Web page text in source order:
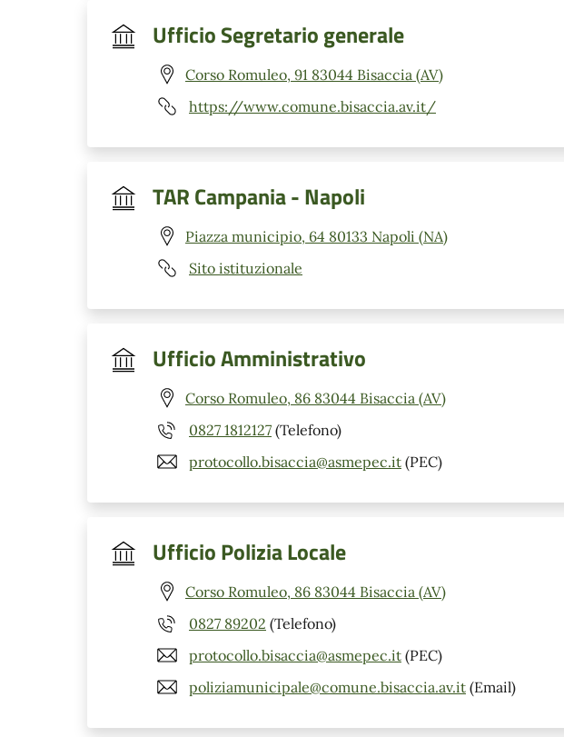
Ufficio Segretario generale
Corso Romuleo, 91 83044 Bisaccia (AV)
https://www.comune.bisaccia.av.it/
TAR Campania - Napoli
Piazza municipio, 64 80133 Napoli (NA)
Sito istituzionale
Ufficio Amministrativo
Corso Romuleo, 86 83044 Bisaccia (AV)
0827 1812127 (Telefono)
protocollo.bisaccia@asmepec.it (PEC)
Ufficio Polizia Locale
Corso Romuleo, 86 83044 Bisaccia (AV)
0827 89202 (Telefono)
protocollo.bisaccia@asmepec.it (PEC)
poliziamunicipale@comune.bisaccia.av.it (Email)